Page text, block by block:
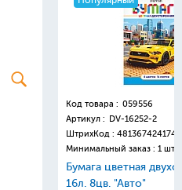
Код товара : 059556
Артикул : DV-16252-2
ШтрихКод : 4813674241749
Минимальный заказ : 1 шт
Бумага цветная
16л. 8цв. "Авто"